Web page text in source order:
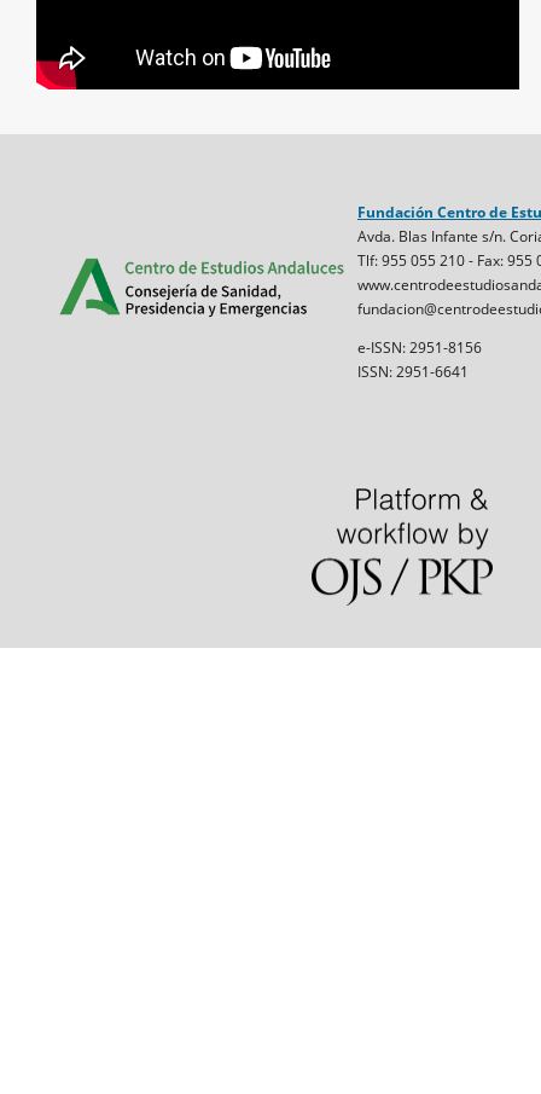
Fundación Centro de
Avda. Blas Infante s/n.
Tlf: 955 055 210 - Fax: 955
e-ISSN: 2951-8156
ISSN: 2951-6641